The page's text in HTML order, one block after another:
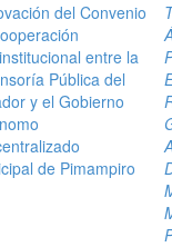
del Convenio
entre la
Pública del
y el Gobierno
de Pimampiro